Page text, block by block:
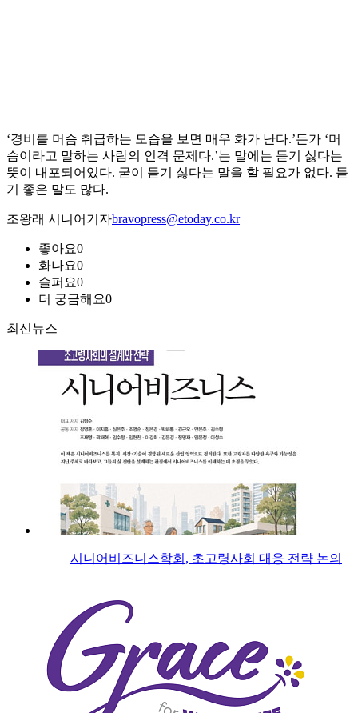
‘경비를 머슴 취급하는 모습을 보면 매우 화가 난다.’든가 ‘머
슴이라고 말하는 사람의 인격 문제다.’는 말에는 듣기 싫다는
뜻이 내포되어있다. 굳이 듣기 싫다는 말을 할 필요가 없다. 듣
기 좋은 말도 많다.
조왕래 시니어기자bravopress@etoday.co.kr
좋아요0
화나요0
슬퍼요0
더 궁금해요0
최신뉴스
시니어비즈니스학회, 초고령사회 대응 전략 논의